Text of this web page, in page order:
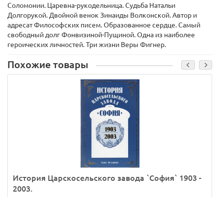
Соломонии. Царевна-рукодельница. Судьба Натальи
Долгорукой. Двойной венок Зинаиды Волконской. Автор и
адресат Философских писем. Образованное сердце. Самый
свободный долг Фонвизиной-Пущиной. Одна из наиболее
героических личностей. Три жизни Веры Фигнер.
Похожие товары
История Царскосельского завода `София` 1903 -
2003.